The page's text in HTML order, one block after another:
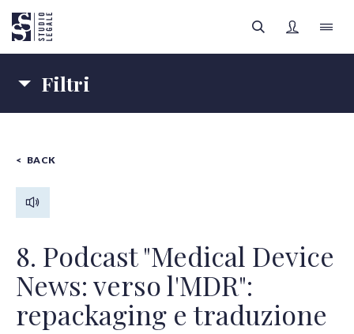
FOCUS SANITÀ
REGISTRATI
Tutti gli autori
Filtri
IMPRESE
SANITÀ
Autori
BACK
8. Podcast "Medical Device
News: verso l'MDR":
repackaging e traduzione